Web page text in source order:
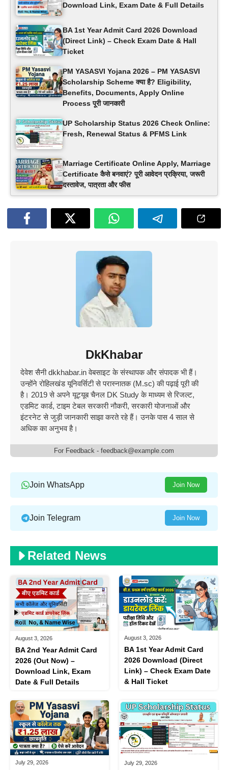
Download Link, Exam Date & Full Details
BA 1st Year Admit Card 2026 Download
(Direct Link) – Check Exam Date & Hall
Ticket
PM YASASVI Yojana 2026 – PM YASASVI
Scholarship Scheme क्या है? Eligibility,
Benefits, Documents, Apply Online
Process पूरी जानकारी
UP Scholarship Status 2026 Check Online:
Fresh, Renewal Status & PFMS Link
Marriage Certificate Online Apply, Marriage
Certificate कैसे बनवाएं? पूरी आवेदन प्रक्रिया, जरूरी
दस्तावेज, पात्रता और फीस
DkKhabar
देवेश सैनी dkkhabar.in वेबसाइट के संस्थापक और संपादक भी हैं।
उन्होंने रोहिलखंड यूनिवर्सिटी से परास्नातक (M.sc) की पढ़ाई पूरी की
है। 2019 से अपने यूट्यूब चैनल DK Study के माध्यम से रिजल्ट,
एडमिट कार्ड, टाइम टेबल सरकारी नौकरी, सरकारी योजनाओं और
इंटरनेट से जुड़ी जानकारी साझा करते रहे हैं। उनके पास 4 साल से
अधिक का अनुभव है।
For Feedback - feedback@example.com
Join WhatsApp Join Now
Join Telegram Join Now
Related News
August 3, 2026
BA 2nd Year Admit Card
2026 (Out Now) –
Download Link, Exam
Date & Full Details
August 3, 2026
BA 1st Year Admit Card
2026 Download (Direct
Link) – Check Exam Date
& Hall Ticket
July 29, 2026 July 29, 2026